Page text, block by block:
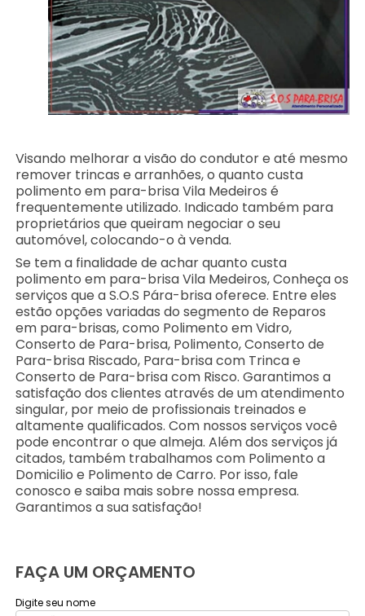
Visando melhorar a visão do condutor e até mesmo
remover trincas e arranhões, o quanto custa
polimento em para-brisa Vila Medeiros é
frequentemente utilizado. Indicado também para
proprietários que queiram negociar o seu
automóvel, colocando-o à venda.
Se tem a finalidade de achar quanto custa
polimento em para-brisa Vila Medeiros, Conheça os
serviços que a S.O.S Pára-brisa oferece. Entre eles
estão opções variadas do segmento de Reparos
em para-brisas, como Polimento em Vidro,
Conserto de Para-brisa, Polimento, Conserto de
Para-brisa Riscado, Para-brisa com Trinca e
Conserto de Para-brisa com Risco. Garantimos a
satisfação dos clientes através de um atendimento
singular, por meio de profissionais treinados e
altamente qualificados. Com nossos serviços você
pode encontrar o que almeja. Além dos serviços já
citados, também trabalhamos com Polimento a
Domicilio e Polimento de Carro. Por isso, fale
conosco e saiba mais sobre nossa empresa.
Garantimos a sua satisfação!
FAÇA UM ORÇAMENTO
Digite seu nome